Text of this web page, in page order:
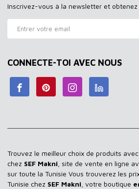
Inscrivez-vous à la newsletter et obtenez
CONNECTE-TOI AVEC NOUS
Trouvez le meilleur choix de produits
chez SEF Makni , site de vente en ligne
sur toute la Tunisie Vous trouverez les
Tunisie chez SEF Makni , votre boutique